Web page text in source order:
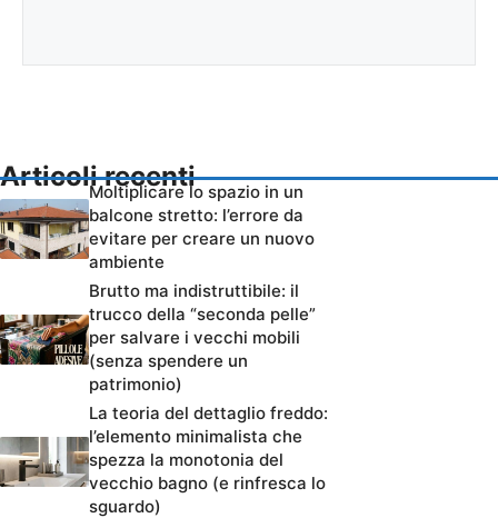
Articoli recenti
Moltiplicare lo spazio in un
balcone stretto: l’errore da
evitare per creare un nuovo
ambiente
Brutto ma indistruttibile: il
trucco della “seconda pelle”
per salvare i vecchi mobili
(senza spendere un
patrimonio)
La teoria del dettaglio freddo:
l’elemento minimalista che
spezza la monotonia del
vecchio bagno (e rinfresca lo
sguardo)